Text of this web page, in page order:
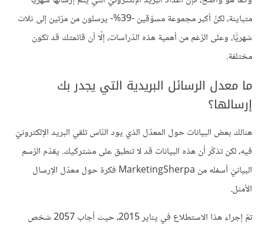
متباينة، لكنّ أكبر مجموعة مسوّقين -39%- يرسلون من مرّتين إلى ثلاث
شهريًّا، وعلى الرّغم من أهمية هذه الدّراسات، إلّا أن قائمتك قد تكون
مختلفة.
ما معدل الرسائل البريدية التي يجدر بك
إرسالها؟
هنالك بعض البيانات حول المعدّل الذي يود النّاس تلقي البريد الإلكترونيّ
فيه، لكن تذكّر أن هذه البيانات قد لا تنطبق على مشتركيك. يقدّم الرّسم
البيانيّ أسفله من MarketingSherpa فكرة حول معدّل الإرسال
الأمثل.
تمّ إجراء هذا الاستطلاع في يناير 2015، حيث أجاب 2057 شخص